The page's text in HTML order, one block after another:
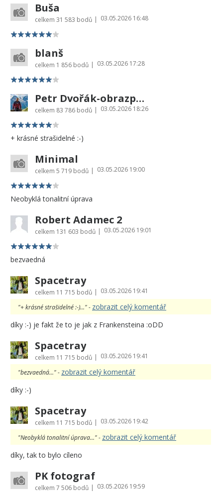
Buša
celkem 31 583 bodů | 03.05.2026 16:48
blanš
celkem 1 856 bodů | 03.05.2026 17:28
Petr Dvořák-obrazprovas.cz
celkem 83 786 bodů | 03.05.2026 18:26
+ krásné strašidelné :-)
Minimal
celkem 5 719 bodů | 03.05.2026 19:00
Neobyklá tonalitní úprava
Robert Adamec 2
celkem 131 603 bodů | 03.05.2026 19:01
bezvaedná
Spacetray
celkem 11 715 bodů | 03.05.2026 19:41
"+ krásné strašidelné :-)..." - zobrazit celý komentář
díky :-) je fakt že to je jak z Frankensteina :oDD
Spacetray
celkem 11 715 bodů | 03.05.2026 19:41
"bezvaedná..." - zobrazit celý komentář
díky :-)
Spacetray
celkem 11 715 bodů | 03.05.2026 19:42
"Neobyklá tonalitní úprava..." - zobrazit celý komentář
díky, tak to bylo cíleno
PK fotograf
celkem 7 506 bodů | 03.05.2026 19:59